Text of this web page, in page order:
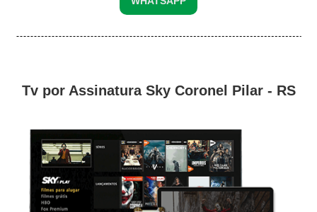
Tv por Assinatura Sky Coronel Pilar - RS